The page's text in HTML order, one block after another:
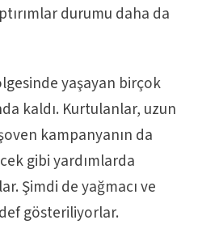
durumu daha da
yaşayan birçok
kaldı. Kurtulanlar, uzun
kampanyanın da
gibi yardımlarda
Şimdi de yağmacı ve
gösteriliyorlar.